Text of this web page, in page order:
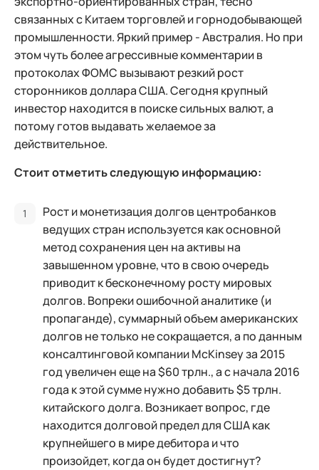
связанных с Китаем торговлей и горнодобывающей
промышленности. Яркий пример - Австралия. Но при
этом чуть более агрессивные комментарии в
протоколах ФОМС вызывают резкий рост
сторонников доллара США. Сегодня крупный
инвестор находится в поиске сильных валют, а
потому готов выдавать желаемое за
действительное.
Стоит отметить следующую информацию:
Рост и монетизация долгов центробанков
ведущих стран используется как основной
метод сохранения цен на активы на
завышенном уровне, что в свою очередь
приводит к бесконечному росту мировых
долгов. Вопреки ошибочной аналитике (и
пропаганде), суммарный объем американских
долгов не только не сокращается, а по данным
консалтинговой компании McKinsey за 2015
год увеличен еще на $60 трлн., а с начала 2016
года к этой сумме нужно добавить $5 трлн.
китайского долга. Возникает вопрос, где
находится долговой предел для США как
крупнейшего в мире дебитора и что
произойдет, когда он будет достигнут?